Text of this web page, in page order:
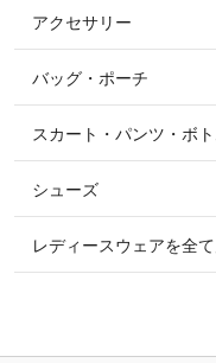
ニット・セーター
シャツ・ブラウス・
その他 アウター
ショーシャツ
すべてのファッショ
ソックス
ベルト
マフラー・スカーフ
アクセサリー
すべてのアクセサリー
リング
ピアス・イヤリング
バッグ・ポーチ
スカート・パンツ・ボ
シューズ
レディースウェアを全